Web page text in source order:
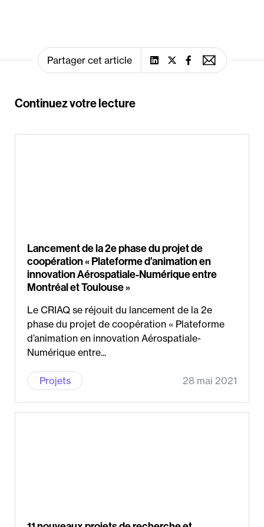
Partager cet article
Continuez votre lecture
Lancement de la 2e phase du projet de
coopération « Plateforme d’animation en
innovation Aérospatiale-Numérique entre
Montréal et Toulouse »
Le CRIAQ se réjouit du lancement de la 2e
phase du projet de coopération « Plateforme
d’animation en innovation Aérospatiale-
Numérique entre...
Projets 28 mai 2021